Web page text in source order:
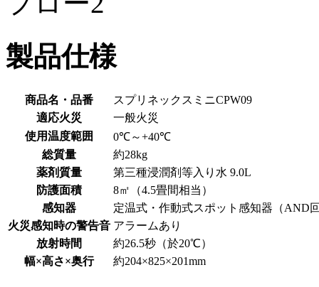
製品仕様
商品名・品番
スプリネックスミニCPW09
適応火災
一般火災
使用温度範囲
0℃～+40℃
総質量
約28kg
薬剤質量
第三種浸潤剤等入り水 9.0L
防護面積
8㎡（4.5畳間相当）
感知器
定温式・作動式スポット感知器（AND
火災感知時の警告音 アラームあり
放射時間
約26.5秒（於20℃）
幅×高さ×奥行
約204×825×201mm